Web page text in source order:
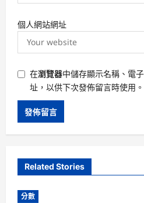
個人網站網址
在瀏覽器中儲存顯示名稱、電
址，以供下次發佈留言時使用。
Related Stories
分數